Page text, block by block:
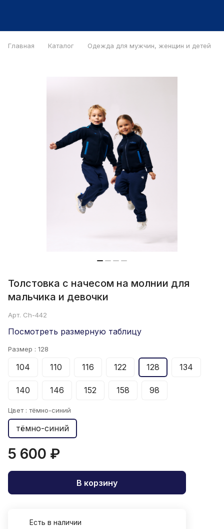
Главная Каталог Одежда для мужчин, женщин и детей
Толстовка с начесом на молнии для
мальчика и девочки
Арт. Ch-442
Посмотреть размерную таблицу
Размер : 128
104 110 116 122 128 134
140 146 152 158 98
Цвет : тёмно-синий
тёмно-синий
5 600 ₽
В корзину
Есть в наличии